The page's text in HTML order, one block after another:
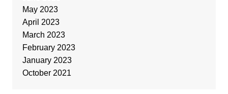
May 2023
April 2023
March 2023
February 2023
January 2023
October 2021